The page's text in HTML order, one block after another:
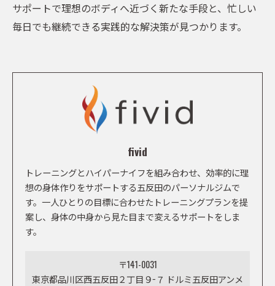
サポートで理想のボディへ近づく新たな手段と、忙しい
毎日でも継続できる実践的な解決策が見つかります。
fivid
トレーニングとハイパーナイフを組み合わせ、効率的に理
想の身体作りをサポートする五反田のパーソナルジムで
す。一人ひとりの目標に合わせたトレーニングプランを提
案し、身体の中身から見た目まで変えるサポートをしま
す。
〒141-0031
東京都品川区西五反田２丁目９−７ ドルミ五反田アンメ